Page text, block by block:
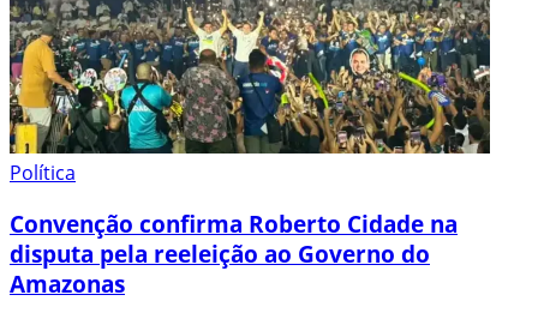
Política
Convenção confirma Roberto Cidade na
disputa pela reeleição ao Governo do
Amazonas